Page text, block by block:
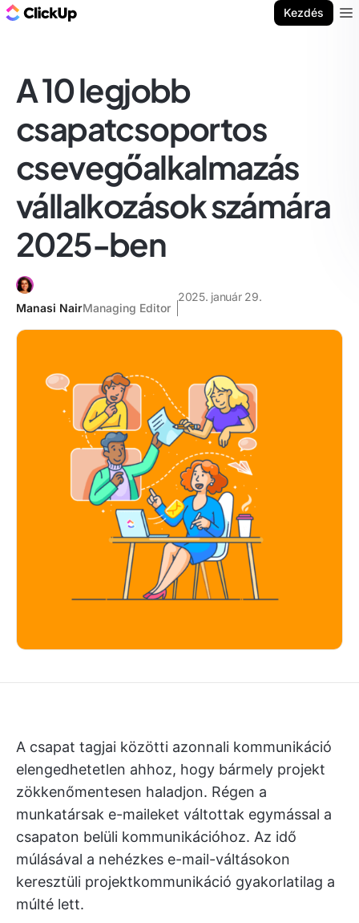
Kezdés
A 10 legjobb
csapatcsoportos
csevegőalkalmazás
vállalkozások számára
2025-ben
Manasi NairManaging Editor
2025. január 29.
A csapat tagjai közötti azonnali kommunikáció
elengedhetetlen ahhoz, hogy bármely projekt
zökkenőmentesen haladjon. Régen a
munkatársak e-maileket váltottak egymással a
csapaton belüli kommunikációhoz. Az idő
múlásával a nehézkes e-mail-váltásokon
keresztüli projektkommunikáció gyakorlatilag a
múlté lett.